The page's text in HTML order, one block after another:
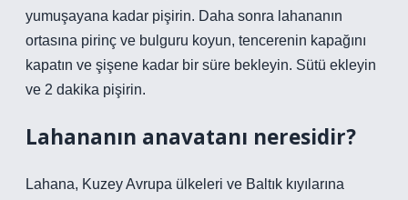
yumuşayana kadar pişirin. Daha sonra lahananın
ortasına pirinç ve bulguru koyun, tencerenin kapağını
kapatın ve şişene kadar bir süre bekleyin. Sütü ekleyin
ve 2 dakika pişirin.
Lahananın anavatanı neresidir?
Lahana, Kuzey Avrupa ülkeleri ve Baltık kıyılarına